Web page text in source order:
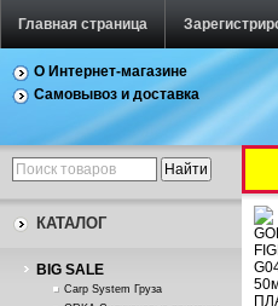
Главная страница
О Интернет-магазине
Самовывоз и доставка
КАТАЛОГ
BIG SALE
Carp System Груза